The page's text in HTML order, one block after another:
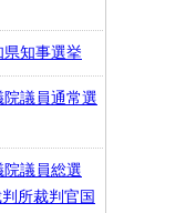
知事選挙
議員通常選
議員総選
所裁判官国